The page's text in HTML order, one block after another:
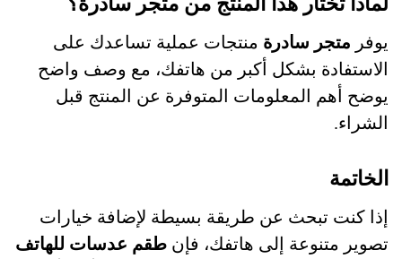
يوفر متجر سادرة منتجات عملية تساعدك على
الاستفادة بشكل أكبر من هاتفك، مع وصف واضح
يوضح أهم المعلومات المتوفرة عن المنتج قبل
الشراء.
الخاتمة
إذا كنت تبحث عن طريقة بسيطة لإضافة خيارات
تصوير متنوعة إلى هاتفك، فإن طقم عدسات للهاتف